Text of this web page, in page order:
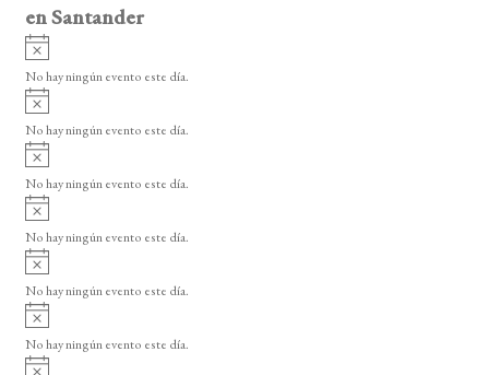
en Santander
A
v
i
o
No hay ningún evento este día.
A
v
i
o
No hay ningún evento este día.
A
v
i
o
No hay ningún evento este día.
A
v
i
o
No hay ningún evento este día.
A
v
i
o
No hay ningún evento este día.
A
v
i
No hay ningún evento este día.
A